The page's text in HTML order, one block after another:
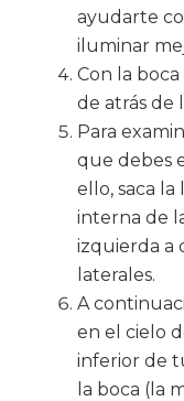
ayudarte
iluminar
Con la
de atrás de
Para
que debes
ello, saca
interna de
izquierda a
laterales.
A
en el cielo
inferior de
la boca (la